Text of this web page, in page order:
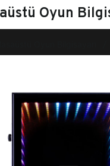
Oyun